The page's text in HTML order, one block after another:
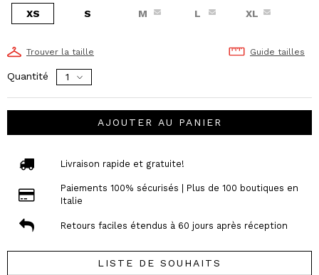
XS S M L XL
Trouver la taille Guide tailles
Quantité
AJOUTER AU PANIER
Livraison rapide et gratuite!
Paiements 100% sécurisés | Plus de 100 boutiques en
Italie
Retours faciles étendus à 60 jours après réception
LISTE DE SOUHAITS